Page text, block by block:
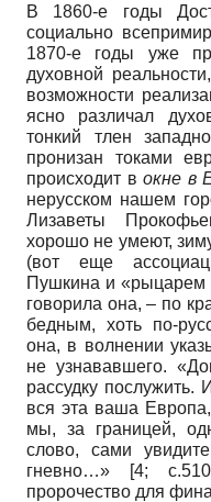
В 1860-е годы
социально
1870-е годы уже
духовной
возможности
ясно различал
тонкий тлен
пронизан токами
происходит в окне в
нерусском нашем
Лизаветы
хорошо не умеют,
(вот еще
Пушкина и
говорила она, – по
бедным, хоть по-
она, в волнении
не узнававшего.
рассудку послужить.
вся эта ваша
мы, за границей,
слово, сами
гневно…» [4;
пророчество для